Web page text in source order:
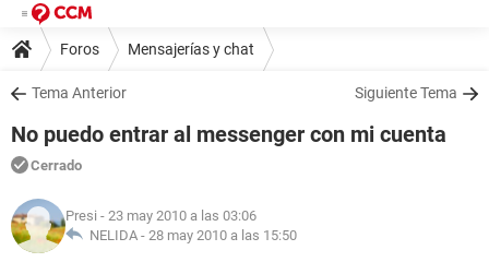
Foros Mensajerías y chat
Tema Anterior Siguiente Tema
No puedo entrar al messenger con mi cuenta
Cerrado
Presi - 23 may 2010 a las 03:06
NELIDA - 28 may 2010 a las 15:50